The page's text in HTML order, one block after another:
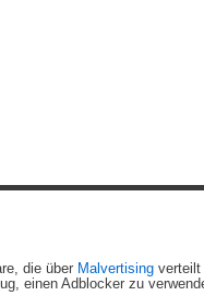
die über Malvertising verteilt
einen Adblocker zu